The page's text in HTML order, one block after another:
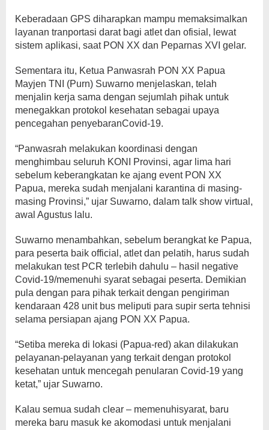
Keberadaan GPS diharapkan mampu memaksimalkan
layanan tranportasi darat bagi atlet dan ofisial, lewat
sistem aplikasi, saat PON XX dan Peparnas XVI gelar.
Sementara itu, Ketua Panwasrah PON XX Papua
Mayjen TNI (Purn) Suwarno menjelaskan, telah
menjalin kerja sama dengan sejumlah pihak untuk
menegakkan protokol kesehatan sebagai upaya
pencegahan penyebaranCovid-19.
“Panwasrah melakukan koordinasi dengan
menghimbau seluruh KONI Provinsi, agar lima hari
sebelum keberangkatan ke ajang event PON XX
Papua, mereka sudah menjalani karantina di masing-
masing Provinsi,” ujar Suwarno, dalam talk show virtual,
awal Agustus lalu.
Suwarno menambahkan, sebelum berangkat ke Papua,
para peserta baik official, atlet dan pelatih, harus sudah
melakukan test PCR terlebih dahulu – hasil negative
Covid-19/memenuhi syarat sebagai peserta. Demikian
pula dengan para pihak terkait dengan pengiriman
kendaraan 428 unit bus meliputi para supir serta tehnisi
selama persiapan ajang PON XX Papua.
“Setiba mereka di lokasi (Papua-red) akan dilakukan
pelayanan-pelayanan yang terkait dengan protokol
kesehatan untuk mencegah penularan Covid-19 yang
ketat,” ujar Suwarno.
Kalau semua sudah clear – memenuhisyarat, baru
mereka baru masuk ke akomodasi untuk menjalani